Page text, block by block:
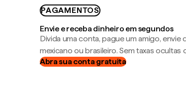
PAGAMENTOS
Envie e receba dinheiro em segundos
Divida uma conta, pague um amigo, envie
mexicano ou brasileiro. Sem taxas ocultas
Abra sua conta gratuita